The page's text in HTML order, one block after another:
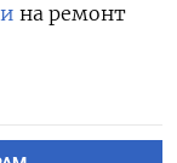
на ремонт